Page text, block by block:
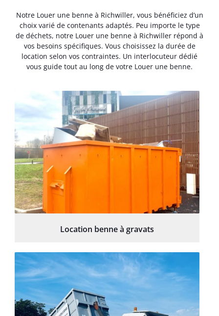
Notre Louer une benne à Richwiller, vous bénéficiez d’un
choix varié de contenants adaptés. Peu importe le type
de déchets, notre Louer une benne à Richwiller répond à
vos besoins spécifiques. Vous choisissez la durée de
location selon vos contraintes. Un interlocuteur dédié
vous guide tout au long de votre Louer une benne.
Location benne à gravats